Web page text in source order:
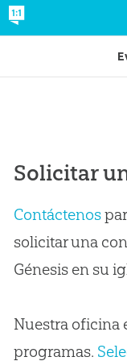
Solicitar
Contáctenos
solicitar una
Génesis en su
Nuestra oficina
programas.